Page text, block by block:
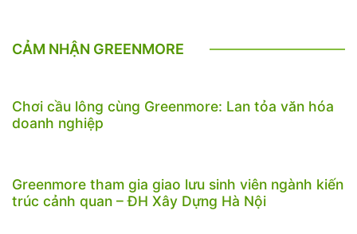
CẢM NHẬN GREENMORE
Chơi cầu lông cùng Greenmore: Lan tỏa văn hóa
doanh nghiệp
Greenmore tham gia giao lưu sinh viên ngành kiến
trúc cảnh quan – ĐH Xây Dựng Hà Nội